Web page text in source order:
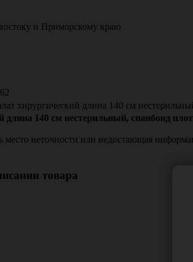
и Приморскому краю
хирургический длина 140 см
140 см нестерильный, спанбонд
место неточности или недостающая
товара